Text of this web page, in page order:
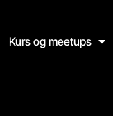
Kurs og meetups